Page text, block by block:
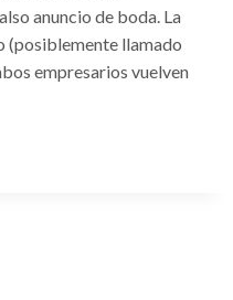
anuncio de boda. La
(posiblemente llamado
empresarios vuelven